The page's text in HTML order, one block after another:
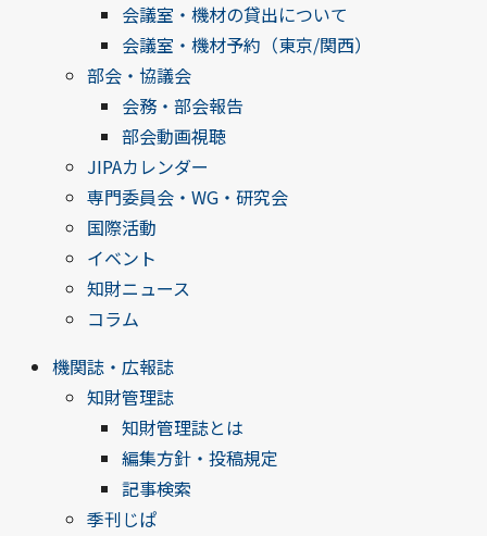
会議室・機材の貸出について
会議室・機材予約（東京/関西）
部会・協議会
会務・部会報告
部会動画視聴
JIPAカレンダー
専門委員会・WG・研究会
国際活動
イベント
知財ニュース
コラム
機関誌・広報誌
知財管理誌
知財管理誌とは
編集方針・投稿規定
記事検索
季刊じぱ